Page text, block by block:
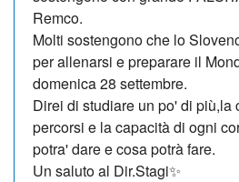
Remco.
Molti sostengono che lo
per allenarsi e preparare il
domenica 28 settembre.
Direi di studiare un po' di più,la
percorsi e la capacità di ogni
potra' dare e cosa potrà fare.
Un saluto al Dir.Stagi✨